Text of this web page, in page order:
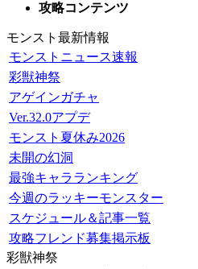
攻略コンテンツ
モンスト最新情報
モンストニュース速報
彩獣神祭
アゲインガチャ
Ver.32.0アプデ
モンスト夏休み2026
未開の幻洞
最強キャラランキング
今週のラッキーモンスター
スケジュール＆記事一覧
攻略フレンド募集掲示板
彩獣神祭